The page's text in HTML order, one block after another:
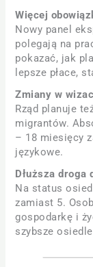
Więcej
Nowy panel
polegają na
pokazać, jak
lepsze płace,
Zmiany w
Rząd planuje
migrantów.
– 18 miesięcy
językowe.
Dłuższa droga
Na status
zamiast 5.
gospodarkę i
szybsze